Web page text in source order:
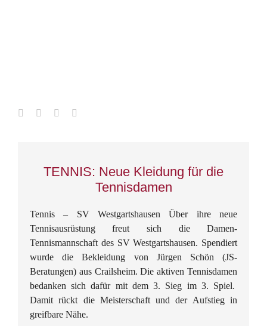
TENNIS: Neue Kleidung für die
Tennisdamen
Tennis – SV Westgartshausen Über ihre neue
Tennisausrüstung freut sich die Damen-
Tennismannschaft des SV Westgartshausen. Spendiert
wurde die Bekleidung von Jürgen Schön (JS-
Beratungen) aus Crailsheim. Die aktiven Tennisdamen
bedanken sich dafür mit dem 3. Sieg im 3. Spiel.
Damit rückt die Meisterschaft und der Aufstieg in
greifbare Nähe.